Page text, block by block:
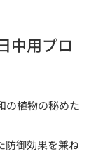
中用プロ
の植物の秘めた
防御効果を兼ね